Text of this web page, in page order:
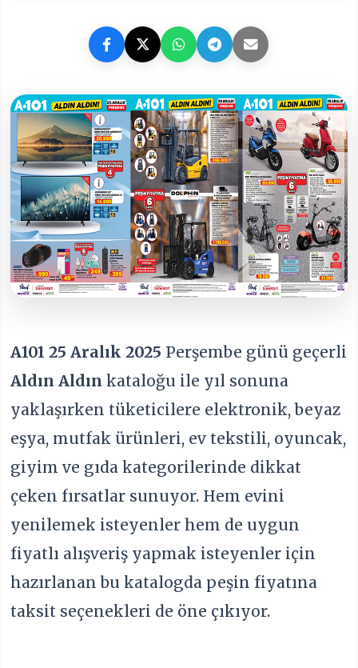
A101 25 Aralık 2025 Perşembe günü geçerli
Aldın Aldın kataloğu ile yıl sonuna
yaklaşırken tüketicilere elektronik, beyaz
eşya, mutfak ürünleri, ev tekstili, oyuncak,
giyim ve gıda kategorilerinde dikkat
çeken fırsatlar sunuyor. Hem evini
yenilemek isteyenler hem de uygun
fiyatlı alışveriş yapmak isteyenler için
hazırlanan bu katalogda peşin fiyatına
taksit seçenekleri de öne çıkıyor.